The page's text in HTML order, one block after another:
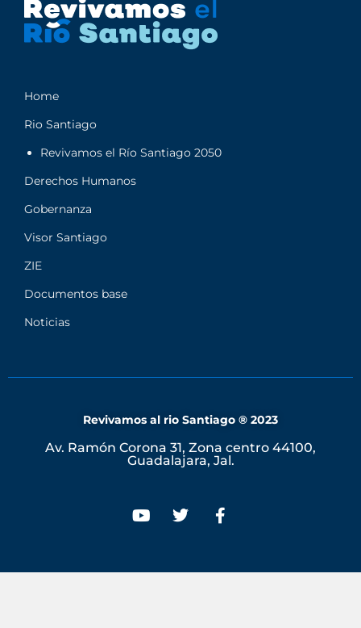
Home
Rio Santiago
Revivamos el Río Santiago 2050
Derechos Humanos
Gobernanza
Visor Santiago
ZIE
Documentos base
Noticias
Revivamos al rio Santiago ® 2023
Av. Ramón Corona 31, Zona centro 44100,
Guadalajara, Jal.